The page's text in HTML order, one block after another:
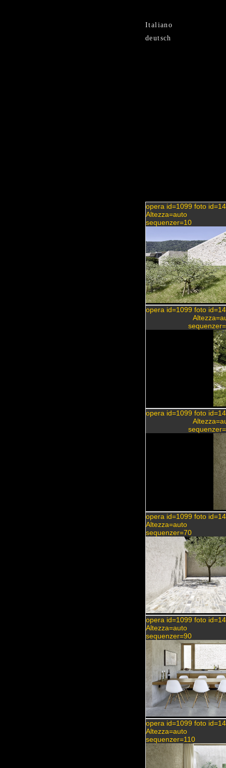
Italiano
deutsch
opera id=1099 foto
Altezza=auto
sequenzer=10
opera id=1099 foto
opera id=1099 foto
opera id=1099 foto
Altezza=auto
sequenzer=70
opera id=1099 foto
Altezza=auto
sequenzer=90
opera id=1099 foto
Altezza=auto
sequenzer=110